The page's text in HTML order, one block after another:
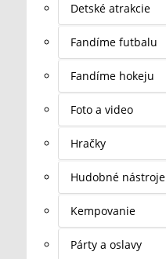
Detské atrakcie
Fandíme futbalu
Fandíme hokeju
Foto a video
Hračky
Hudobné nástroje
Kempovanie
Párty a oslavy